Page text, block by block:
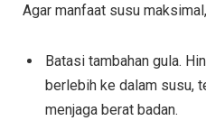
Agar manfaat susu
Batasi tambahan gula.
berlebih ke dalam susu,
menjaga berat badan.